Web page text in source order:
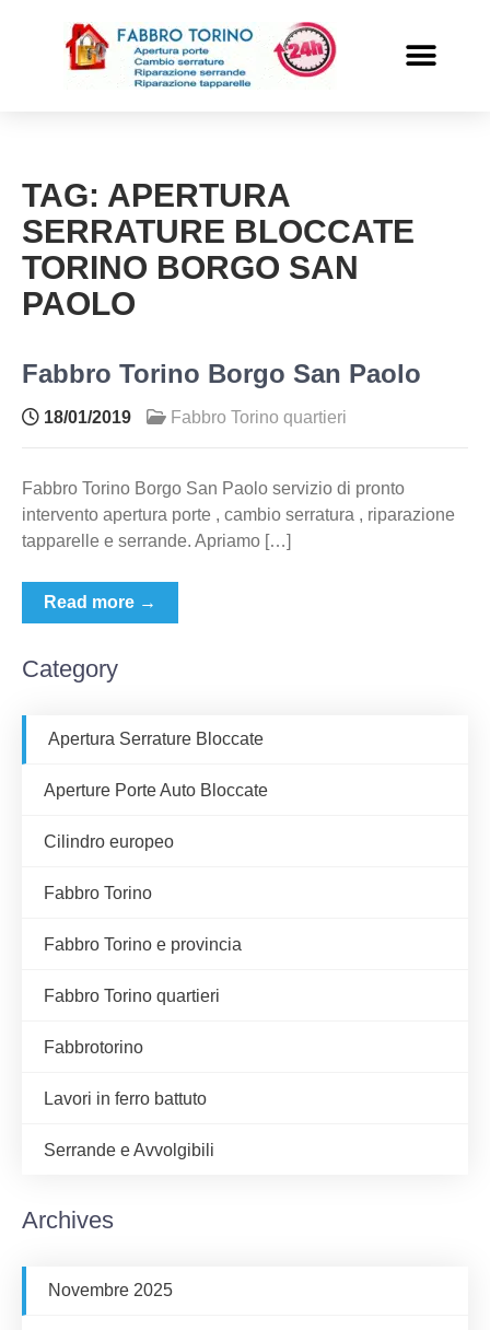
TAG: APERTURA
SERRATURE BLOCCATE
TORINO BORGO SAN
PAOLO
Fabbro Torino Borgo San Paolo
18/01/2019 Fabbro Torino quartieri
Fabbro Torino Borgo San Paolo servizio di pronto
intervento apertura porte , cambio serratura , riparazione
tapparelle e serrande. Apriamo […]
Read more →
Category
Apertura Serrature Bloccate
Aperture Porte Auto Bloccate
Cilindro europeo
Fabbro Torino
Fabbro Torino e provincia
Fabbro Torino quartieri
Fabbrotorino
Lavori in ferro battuto
Serrande e Avvolgibili
Archives
Novembre 2025